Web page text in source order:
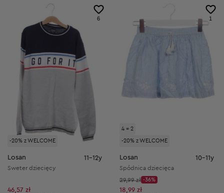
-20% z WELCOME
6
Losan 11-12y
Sweter dziecięcy
46,57 zł
4 = 2
-20% z WELCOME
1
Losan 10-11y
Spódnica dziecięca
Cena początkowa:
29,99 zł
Discount Price:
-36%
Obniżona cena:
18,99 zł